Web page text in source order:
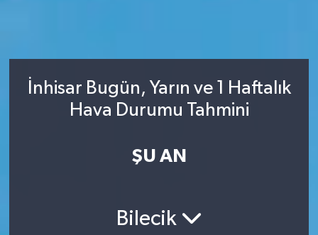
İnhisar Bugün, Yarın ve 1 Haftalık
Hava Durumu Tahmini
ŞU AN
Bilecik